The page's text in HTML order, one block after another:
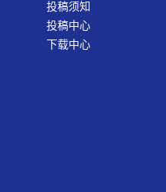
投稿须知
投稿中心
下载中心